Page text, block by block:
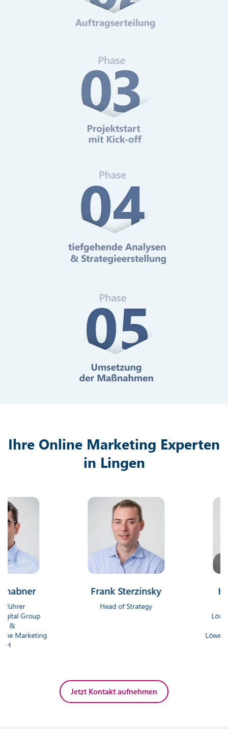
Web-Analytics
Mehr erfahren
Online-Marketing Beratung
Mehr erfahren
Digitale Barrierefreiheit
Ihre Online Marketing Experten
in Lingen
Frank Sterzinsky
Head of Strategy
Löwenstark
Jetzt Kontakt aufnehmen